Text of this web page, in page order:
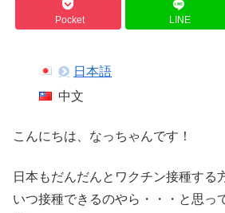
Pocket LINE
日本語
中文
こんにちは、なっちゃんです！
日本もだんだんとワクチン接種する
いつ接種できるのやら・・・と思っ